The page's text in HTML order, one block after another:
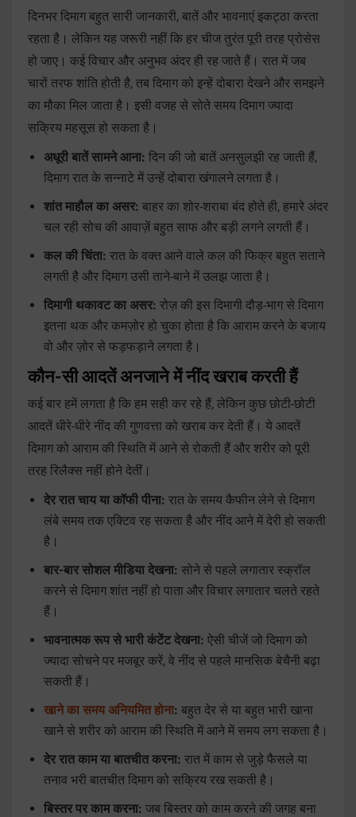
दिनभर दिमाग बहुत सारी जानकारी, बातें और भावनाएं इकट्ठा करता
रहता है। लेकिन यह जरूरी नहीं कि हर चीज तुरंत पूरी तरह प्रोसेस
हो जाए। कई विचार और अनुभव अंदर ही रह जाते हैं। रात में जब
चारों तरफ शांति होती है, तब दिमाग को इन्हें दोबारा देखने और समझने
का मौका मिल जाता है। इसी वजह से सोते समय दिमाग ज्यादा
सक्रिय महसूस हो सकता है।
अधूरी बातें सामने आना: दिन की जो बातें अनसुलझी रह जाती हैं,
दिमाग रात के सन्नाटे में उन्हें दोबारा खंगालने लगता है।
शांत माहौल का असर: बाहर का शोर-शराबा बंद होते ही, हमारे अंदर
चल रही सोच की आवाज़ें बहुत साफ और बड़ी लगने लगती हैं।
कल की चिंता: रात के वक्त आने वाले कल की फिक्र बहुत सताने
लगती है और दिमाग उसी ताने-बाने में उलझ जाता है।
दिमागी थकावट का असर: रोज़ की इस दिमागी दौड़-भाग से दिमाग
इतना थक और कमज़ोर हो चुका होता है कि आराम करने के बजाय
वो और ज़ोर से फड़फड़ाने लगता है।
कौन-सी आदतें अनजाने में नींद खराब करती हैं
कई बार हमें लगता है कि हम सही कर रहे हैं, लेकिन कुछ छोटी-छोटी
आदतें धीरे-धीरे नींद की गुणवत्ता को खराब कर देती हैं। ये आदतें
दिमाग को आराम की स्थिति में आने से रोकती हैं और शरीर को पूरी
तरह रिलैक्स नहीं होने देतीं।
देर रात चाय या कॉफी पीना: रात के समय कैफीन लेने से दिमाग
लंबे समय तक एक्टिव रह सकता है और नींद आने में देरी हो सकती
है।
बार-बार सोशल मीडिया देखना: सोने से पहले लगातार स्क्रॉल
करने से दिमाग शांत नहीं हो पाता और विचार लगातार चलते रहते
हैं।
भावनात्मक रूप से भारी कंटेंट देखना: ऐसी चीजें जो दिमाग को
ज्यादा सोचने पर मजबूर करें, वे नींद से पहले मानसिक बेचैनी बढ़ा
सकती हैं।
खाने का समय अनियमित होना: बहुत देर से या बहुत भारी खाना
खाने से शरीर को आराम की स्थिति में आने में समय लग सकता है।
देर रात काम या बातचीत करना: रात में काम से जुड़े फैसले या
तनाव भरी बातचीत दिमाग को सक्रिय रख सकती है।
बिस्तर पर काम करना: जब बिस्तर को काम करने की जगह बना